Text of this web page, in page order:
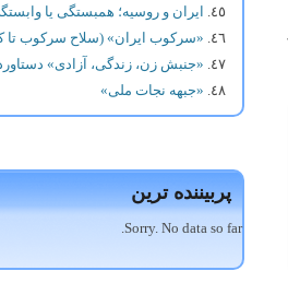
ایران و روسیه؛ همبستگی یا
«سرکوب ایران» (سلاح سرکوب تا
«جنبش زن، زندگی، آزادی»
«جبهه نجات ملی»
پربیننده ترین
Sorry. No data so far.